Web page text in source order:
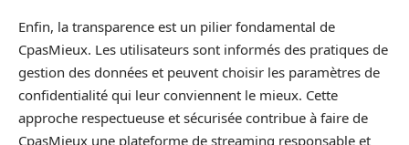
Enfin, la transparence est un pilier fondamental de
CpasMieux. Les utilisateurs sont informés des pratiques de
gestion des données et peuvent choisir les paramètres de
confidentialité qui leur conviennent le mieux. Cette
approche respectueuse et sécurisée contribue à faire de
CpasMieux une plateforme de streaming responsable et